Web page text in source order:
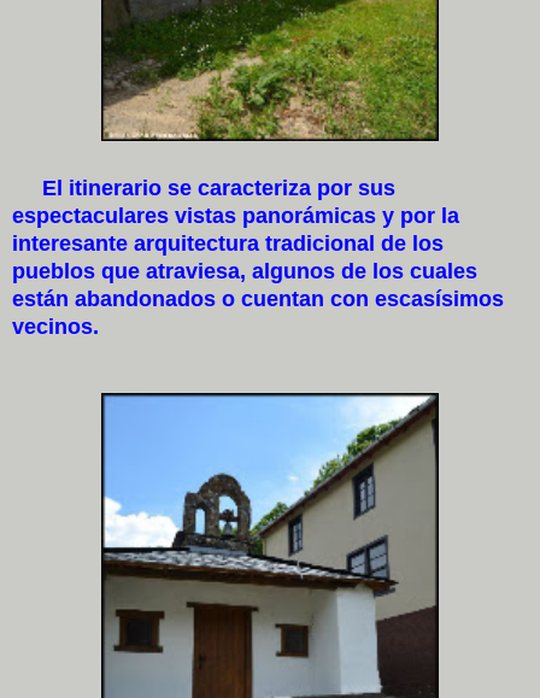
El itinerario se caracteriza por sus
espectaculares vistas panorámicas y por la
interesante arquitectura tradicional de los
pueblos que atraviesa, algunos de los cuales
están abandonados o cuentan con escasísimos
vecinos.